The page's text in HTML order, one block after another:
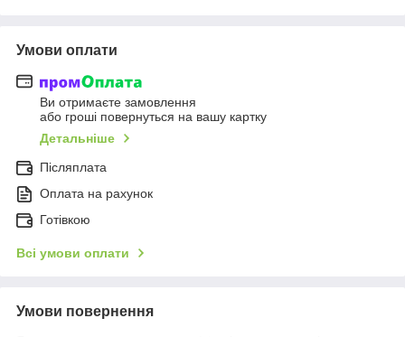
Умови оплати
Ви отримаєте замовлення
або гроші повернуться на вашу картку
Детальніше
Післяплата
Оплата на рахунок
Готівкою
Всі умови оплати
Умови повернення